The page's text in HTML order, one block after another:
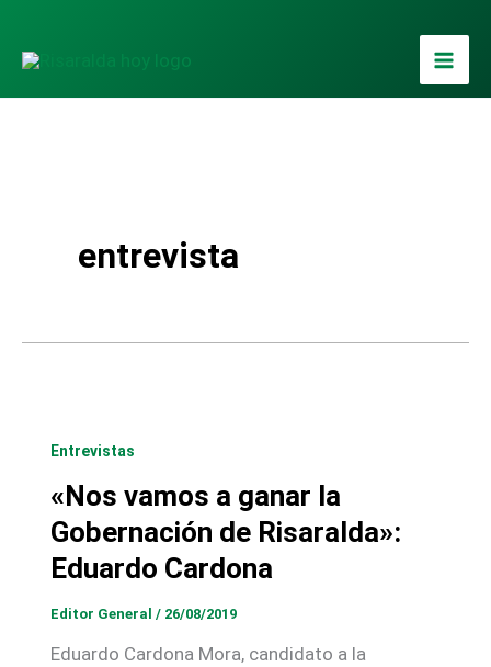
contenido
entrevista
Entrevistas
«Nos vamos a ganar la
Gobernación de Risaralda»:
Eduardo Cardona
Editor General / 26/08/2019
Eduardo Cardona Mora, candidato a la